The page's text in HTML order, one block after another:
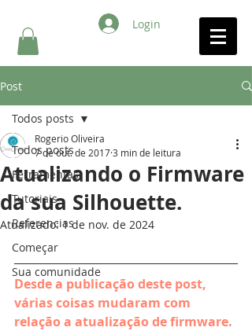
Login
Post
Todos posts
Ferramentas
Tutoriais
Referencias
Começar
Sua comunidade
Todos posts
Atualizando o Firmware
da sua Silhouette.
Rogerio Oliveira
7 de out. de 20173 min de leitura
Atualizado:1 de nov. de 2024
Desde a publicação deste post,
várias coisas mudaram com
relação a atualização de firmware.